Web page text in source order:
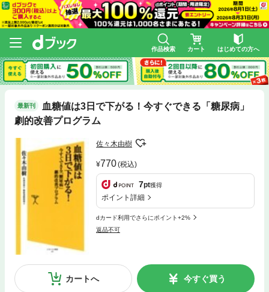
作品検索 カート はじめての方へ
最新刊
血糖値は3日で下がる！今すぐできる「糖尿病」
劇的改善プログラム
佐々木由樹
770(税込)
7pt獲得
ポイント詳細
dカード利用でさらにポイント+2%
返品不可
カートへ 今すぐ買う